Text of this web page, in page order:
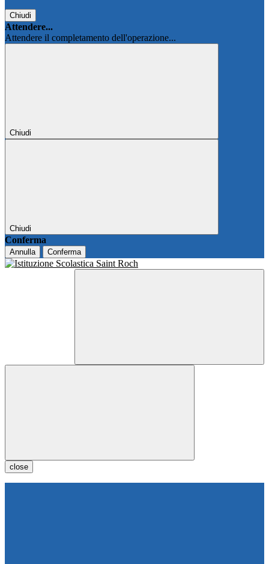
Chiudi
Attendere...
Attendere il completamento dell'operazione...
Chiudi
Chiudi
Conferma
Annulla Conferma
close